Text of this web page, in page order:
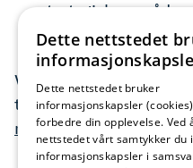
strategiske
«Pådriver» og
Vil du vite mer om
til åpen dag på
mer informajon på
Dette nettstedet
Dette nettstedet bruker
informasjonskapsler
forbedre din opplevelse. Ved
nettstedet vårt samtykker du
informasjonskapsler i